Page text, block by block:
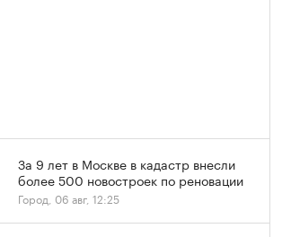
За 9 лет в Москве в кадастр внесли
более 500 новостроек по реновации
Город, 06 авг, 12:25